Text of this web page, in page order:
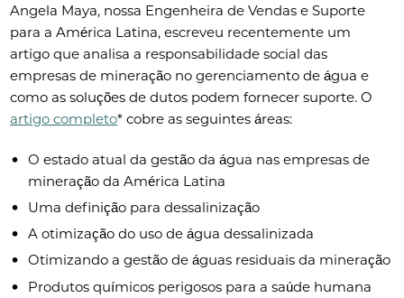
Angela Maya, nossa Engenheira de Vendas e Suporte
para a América Latina, escreveu recentemente um
artigo que analisa a responsabilidade social das
empresas de mineração no gerenciamento de água e
como as soluções de dutos podem fornecer suporte. O
artigo completo* cobre as seguintes áreas:
O estado atual da gestão da água nas empresas de
mineração da América Latina
Uma definição para dessalinização
A otimização do uso de água dessalinizada
Otimizando a gestão de águas residuais da mineração
Produtos químicos perigosos para a saúde humana